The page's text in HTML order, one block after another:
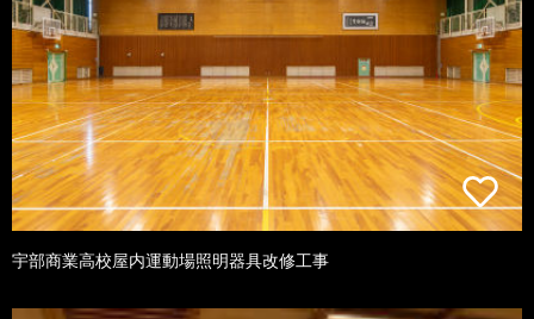
宇部商業高校屋内運動場照明器具改修工事